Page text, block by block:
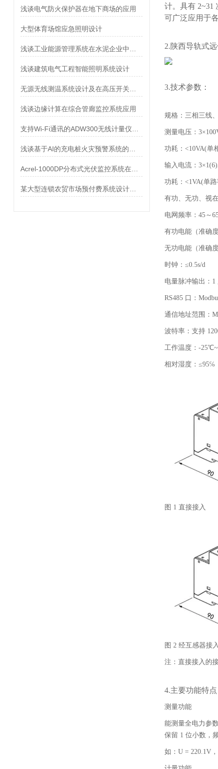
浅谈电气防火保护器在地下商场的应用
大型体育场馆应急照明设计
浅谈建筑电气工程智能照明系统设计
浅谈边缘计算在综合管廊监控系统应用
计。具有 2~31
可广泛应用于
2.陕西导轨式
3.技术参数：
规格：三相三线
测量电压：
功耗：<10VA(单
输入电流：
功耗：<1VA(单
有功、无功、视
电网频率：45～
有功电能（准确
无功电能（准确
时钟：≤0.5s/d
电量脉冲输出：
RS485 口：
通信地址范围：
波特率：支持
工作温度：-
相对湿度：≤95℅
图 1 直接接入
图 2 经互感器接
注：直接接入的
4.主要功能特点
测量功能
能测量全电力参
保留 1 位小数，
如：U = 220.1V